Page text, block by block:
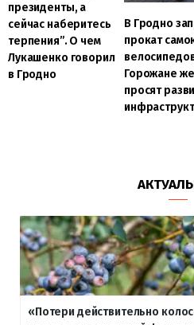
президенты, а
сейчас наберитесь
терпения”. О чем
Лукашенко говорил
в Гродно
В Гродно
прокат
Горожане же
просят
«Потери действительно